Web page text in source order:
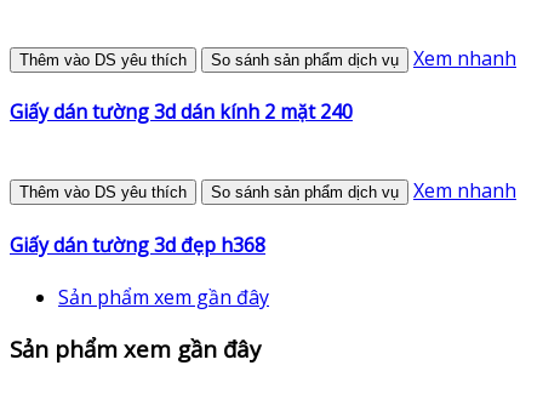
Thêm vào DS yêu thích So sánh sản phẩm dịch vụ Xem nhanh
Giấy dán tường 3d dán kính 2 mặt 240
Thêm vào DS yêu thích So sánh sản phẩm dịch vụ Xem nhanh
Giấy dán tường 3d đẹp h368
Sản phẩm xem gần đây
Sản phẩm xem gần đây